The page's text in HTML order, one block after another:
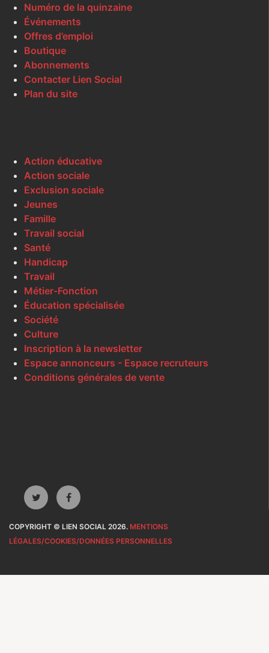
Numéro de la quinzaine
Événements
Offres d’emploi
Boutique
Abonnements
Contacter Lien Social
Plan du site
Action éducative
Action sociale
Exclusion sociale
Jeunes
Famille
Travail social
Santé
Handicap
Travail
Métier-Fonction
Éducation spécialisée
Société
Culture
Inscription à la newsletter
Espace annonceurs - Espace recruteurs
Conditions générales de vente
COPYRIGHT © LIEN SOCIAL 2026. MENTIONS
LÉGALES/COOKIES/DONNÉES PERSONNELLES